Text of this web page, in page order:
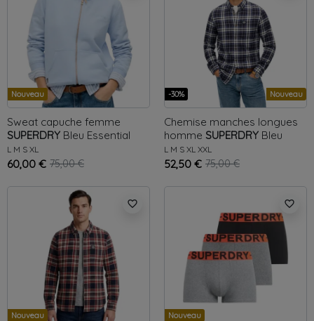
Nouveau
Sweat capuche femme
SUPERDRY Bleu Essential
L M S XL
60,00 € 75,00 €
-30% Nouveau
Chemise manches longues
homme SUPERDRY Bleu
Michigan
L M S XL XXL
52,50 € 75,00 €
favorite_border
Nouveau
favorite_border
Nouveau